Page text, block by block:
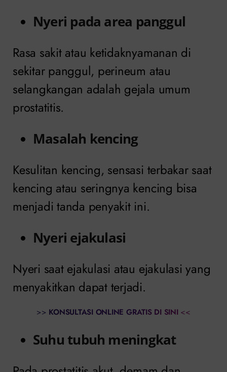
Nyeri pada area panggul
Rasa sakit atau ketidaknyamanan di
sekitar panggul, perineum atau
selangkangan adalah gejala umum
prostatitis.
Masalah kencing
Kesulitan kencing, sensasi terbakar saat
kencing atau seringnya kencing bisa
menjadi tanda penyakit ini.
Nyeri ejakulasi
Nyeri saat ejakulasi atau ejakulasi yang
menyakitkan dapat terjadi.
>> KONSULTASI ONLINE GRATIS DI SINI <<
Suhu tubuh meningkat